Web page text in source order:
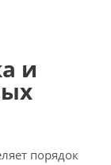
и
порядок